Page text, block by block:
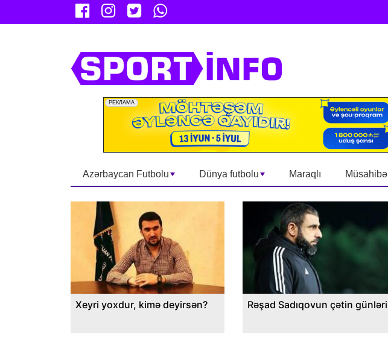
Azərbaycan Futbolu Dünya futbolu Maraqlı Müsahibə
Xeyri yoxdur, kimə deyirsən? Rəşad Sadıqovun çətin günləri